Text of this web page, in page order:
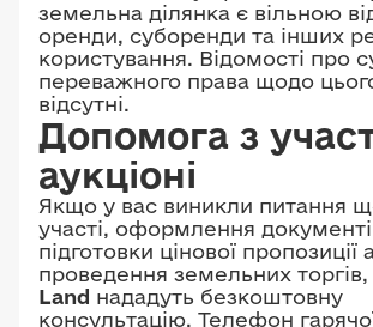
земельна ділянка є вільною
оренди, суборенди та інших
користування. Відомості про
переважного права щодо
відсутні.
Допомога з
аукціоні
Якщо у вас виникли питання
участі, оформлення
підготовки цінової
проведення земельних торгів,
Land нададуть безкоштовну
консультацію. Телефон гарячої